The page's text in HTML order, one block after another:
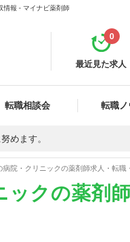
情報 - マイナビ薬剤師
最近見た求人
0
転職相談会 転職
めます。
病院・クリニックの薬剤師求人・転職
クの薬剤